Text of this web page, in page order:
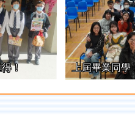
！ 上屆畢業同學